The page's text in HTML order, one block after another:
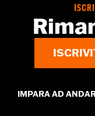
Contenuto della
IMPARA AD